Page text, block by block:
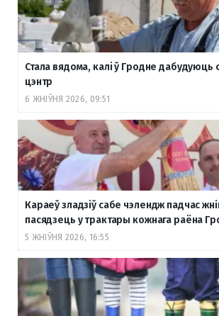
Стала вядома, калі ў Гродне дабудуюць
цэнтр
6 ЖНІЎНЯ 2026, 09:51
Караеў зладзіў сабе чэлендж падчас
пасядзець у трактары кожнага раёна
5 ЖНІЎНЯ 2026, 16:55